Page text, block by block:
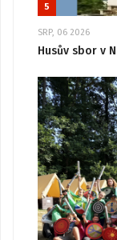
5
SRP, 06 2026
Husův sbor v